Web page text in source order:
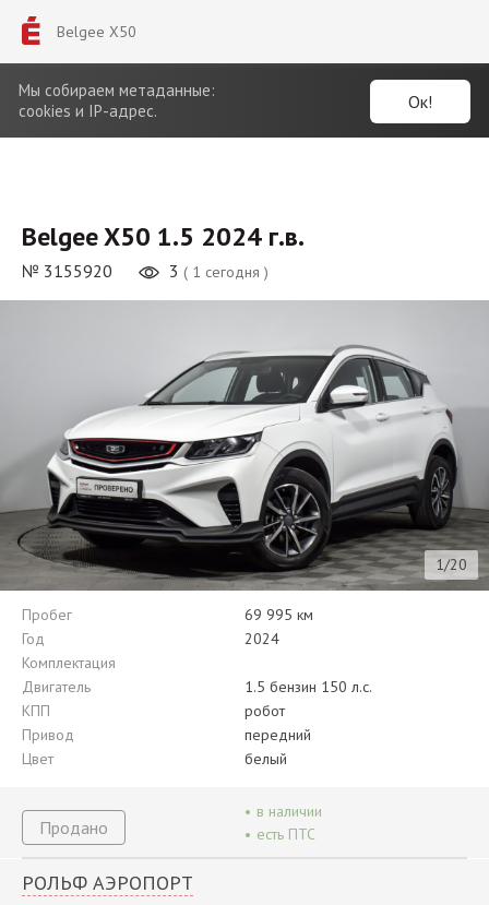
Belgee X50
Мы собираем метаданные:
cookies и IP-адрес.
Ок!
Belgee X50 1.5 2024 г.в.
№ 3155920 3 ( 1 сегодня )
1/20
Пробег
69 995 км
Год
2024
Комплектация
Двигатель
1.5 бензин 150 л.с.
КПП
робот
Привод
передний
Цвет
белый
Продано
• в наличии
• есть ПТС
РОЛЬФ АЭРОПОРТ